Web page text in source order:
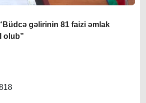
gəlirinin 81 faizi əmlak
olub”